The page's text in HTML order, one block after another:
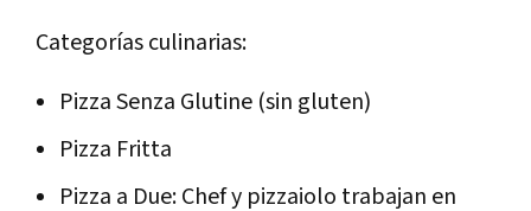
Categorías culinarias:
Pizza Senza Glutine (sin gluten)
Pizza Fritta
Pizza a Due: Chef y pizzaiolo trabajan en